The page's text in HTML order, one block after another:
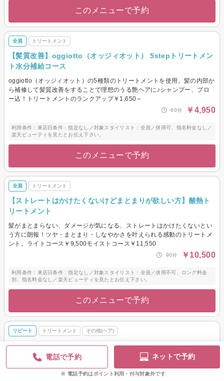
このメニューで予約
全員 トリートメント
【髪質改善】oggiotto（オッジィオット） 5stepトリートメン
ト水分補給コース
oggiotto（オッジィオット）の5種類のトリートメントを使用。髪の内部か
ら補修して髪質改善をすることで理想のうる艶ヘアに♪シャンプー、ブロ
ー込！トリートメントのランクアップ￥1,650～
60分 ￥4,950
利用条件：来店日条件：指定なし／対象スタイリスト：全員／併用可、指名料金なし／
楽天ビューティを見たとお伝え下さい。
このメニューで予約
全員 トリートメント
【ストレートはかけたくないけどまとまりが欲しい方】酸熱ト
リートメント
髪がまとまらない、ダメージが気になる、ストレートはかけたくないとい
う方に朗報！ツヤ・まとまり・しなやかさを叶えられる感動のトリートメ
ント。ライトコース￥9,500モイストコース￥11,550
90分 ￥10,500
利用条件：来店日条件：指定なし／対象スタイリスト：全員／併用不可、ロング料金
別、指名料金なし／楽天ビューティを見たとお伝え下さい。
このメニューで予約
リピート トリートメント その他(ヘア)
【新世代のヘアケア】酸熱トリートメント＋プラチナアクア＋
マグネットケア
テラヘルツ波（高級ドライヤーに使われているテクノロジー）により、高
電話で予約 ネットで予約
電話予約はポイント利用・付与対象外です